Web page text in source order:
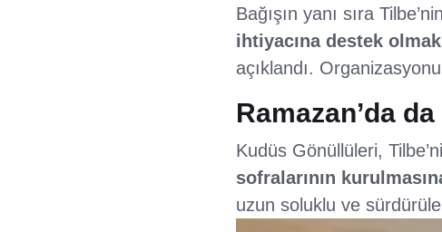
Bağışın yanı sıra
ihtiyacına destek
açıklandı.
Ramazan’da
Kudüs Gönüllüleri,
sofralarının
uzun soluklu ve